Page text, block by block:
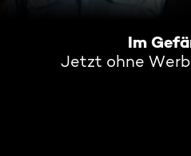
Im
Jetzt ohne